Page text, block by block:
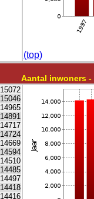
(top)
Aantal inwoners -
15072
15046
14965
14891
14717
14724
14669
14594
14510
14485
14497
14418
14416